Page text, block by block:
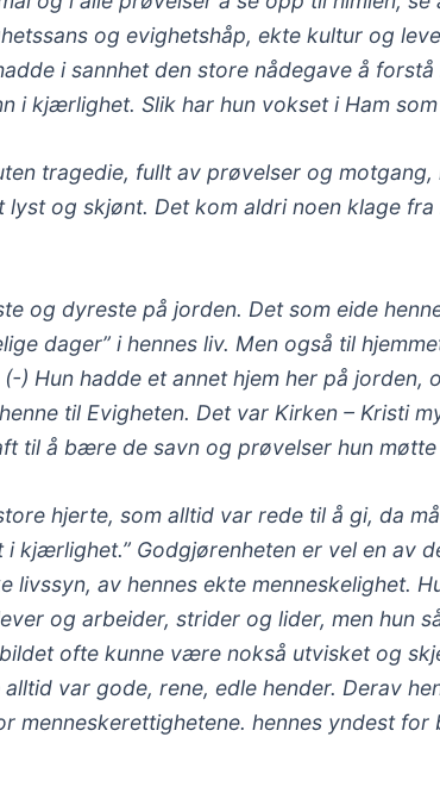
og evighetshåp, ekte kultur og
i sannhet den store nådegave å
i kjærlighet. Slik har hun vokset i Ham
tragedie, fullt av prøvelser og
og skjønt. Det kom aldri noen klage fra
og dyreste på jorden. Det som eide
dager” i hennes liv. Men også til
) Hun hadde et annet hjem her på jorden,
til Evigheten. Det var Kirken – Kristi
til å bære de savn og prøvelser hun
hjerte, som alltid var rede til å gi, da
kjærlighet.” Godgjørenheten er vel en av
livssyn, av hennes ekte menneskelighet.
og arbeider, strider og lider, men hun
ofte kunne være nokså utvisket og
var gode, rene, edle hender. Derav
menneskerettighetene. hennes yndest